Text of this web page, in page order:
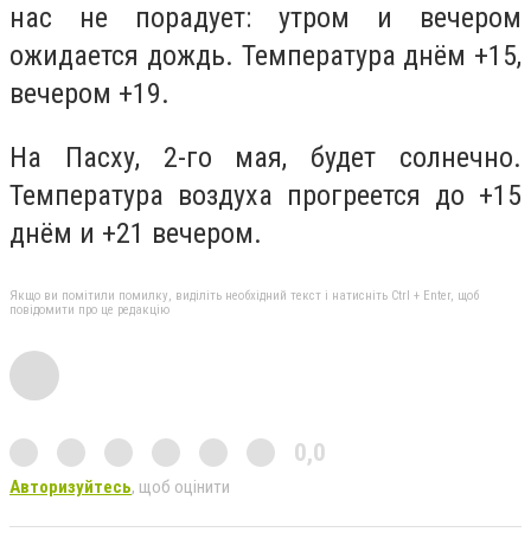
нас не порадует: утром и вечером
ожидается дождь. Температура днём +15,
вечером +19.
На Пасху, 2-го мая, будет солнечно.
Температура воздуха прогреется до +15
днём и +21 вечером.
Якщо ви помітили помилку, виділіть необхідний текст і натисніть Ctrl + Enter, щоб
повідомити про це редакцію
0,0
Авторизуйтесь, щоб оцінити